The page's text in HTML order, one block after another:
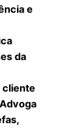
e
da
cliente